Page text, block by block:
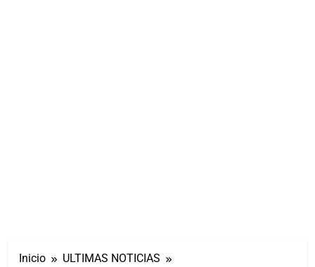
Inicio
ULTIMAS NOTICIAS